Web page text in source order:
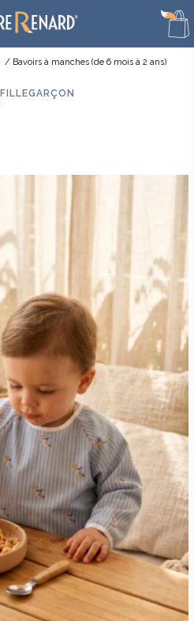
/ Bavoirs à manches (de 6 mois à 2 ans)
FILLEGARÇON